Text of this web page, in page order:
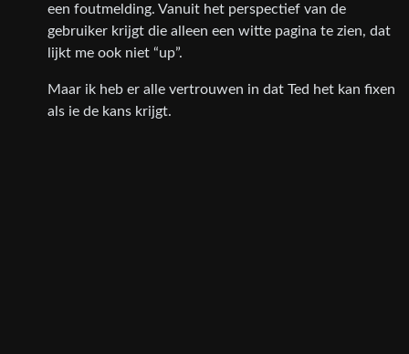
een foutmelding. Vanuit het perspectief van de
gebruiker krijgt die alleen een witte pagina te zien, dat
lijkt me ook niet “up”.
Maar ik heb er alle vertrouwen in dat Ted het kan fixen
als ie de kans krijgt.